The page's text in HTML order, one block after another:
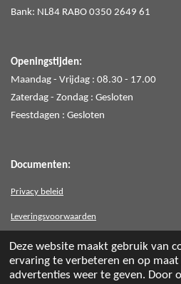
Deze website maakt gebruik van
ervaring te verbeteren en op maat
advertenties weer te geven. Door
Bank: NL84 RABO 0350 2649 61
Openingstijden:
Maandag - Vrijdag : 08.30 - 17.00
Zaterdag - Zondag : Gesloten
Feestdagen : Gesloten
Documenten:
Privacy beleid
Leveringsvoorwaarden
Branchevoorwaarden
© 2026 BCSA IT-Diensten. All rights